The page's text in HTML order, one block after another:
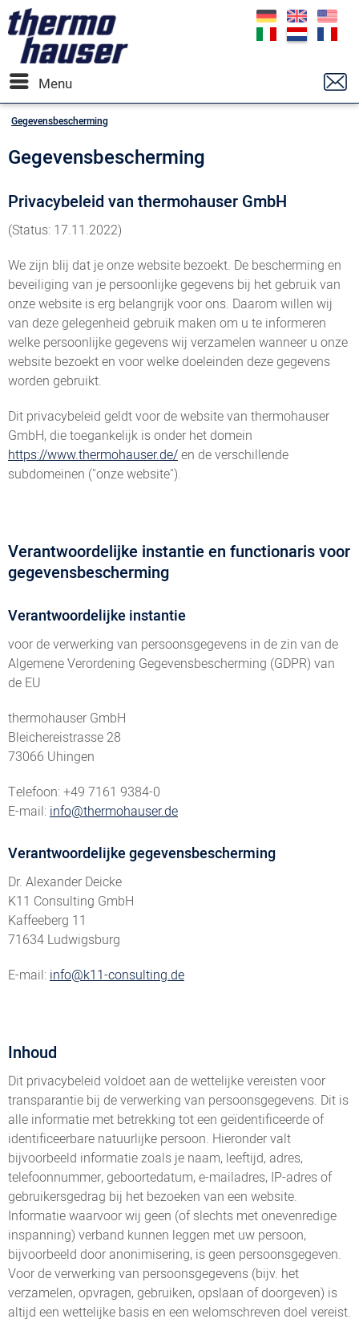
Menu
Gegevensbescherming
Gegevensbescherming
Privacybeleid van thermohauser GmbH
(Status: 17.11.2022)
We zijn blij dat je onze website bezoekt. De bescherming en
beveiliging van je persoonlijke gegevens bij het gebruik van
onze website is erg belangrijk voor ons. Daarom willen wij
van deze gelegenheid gebruik maken om u te informeren
welke persoonlijke gegevens wij verzamelen wanneer u onze
website bezoekt en voor welke doeleinden deze gegevens
worden gebruikt.
Dit privacybeleid geldt voor de website van thermohauser
GmbH, die toegankelijk is onder het domein
https://www.thermohauser.de/en de verschillende
subdomeinen ("onze website").
Verantwoordelijke instantie en functionaris voor
gegevensbescherming
Verantwoordelijke instantie
voor de verwerking van persoonsgegevens in de zin van de
Algemene Verordening Gegevensbescherming (GDPR) van
de EU
thermohauser GmbH
Bleichereistrasse 28
73066 Uhingen
Telefoon: +49 7161 9384-0
E-mail: info@thermohauser.de
Verantwoordelijke gegevensbescherming
Dr. Alexander Deicke
K11 Consulting GmbH
Kaffeeberg 11
71634 Ludwigsburg
E-mail: info@k11-consulting.de
Inhoud
Dit privacybeleid voldoet aan de wettelijke vereisten voor
transparantie bij de verwerking van persoonsgegevens. Dit is
alle informatie met betrekking tot een geïdentificeerde of
identificeerbare natuurlijke persoon. Hieronder valt
bijvoorbeeld informatie zoals je naam, leeftijd, adres,
telefoonnummer, geboortedatum, e-mailadres, IP-adres of
gebruikersgedrag bij het bezoeken van een website.
Informatie waarvoor wij geen (of slechts met onevenredige
inspanning) verband kunnen leggen met uw persoon,
bijvoorbeeld door anonimisering, is geen persoonsgegeven.
Voor de verwerking van persoonsgegevens (bijv. het
verzamelen, opvragen, gebruiken, opslaan of doorgeven) is
altijd een wettelijke basis en een welomschreven doel vereist.